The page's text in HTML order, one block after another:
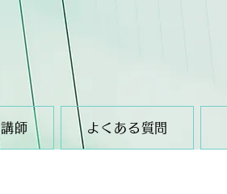
講師 よくある質問